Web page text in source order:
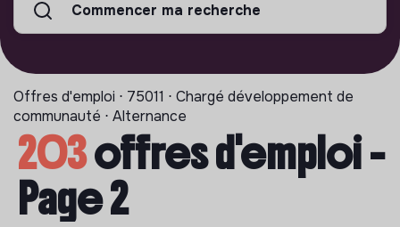
Commencer ma recherche
Offres d'emploi ⋅ 75011 ⋅ Chargé développement de
communauté ⋅ Alternance
203offres d'emploi -
Page 2